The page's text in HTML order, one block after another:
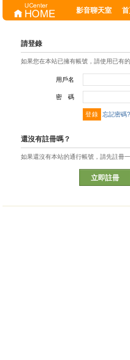
影音聊天室
請登錄
如果您在本站已擁有帳號，請使用已有
用戶名
密 碼
忘記密碼?
還沒有註冊嗎？
如果還沒有本站的通行帳號，請先註冊
立即註冊